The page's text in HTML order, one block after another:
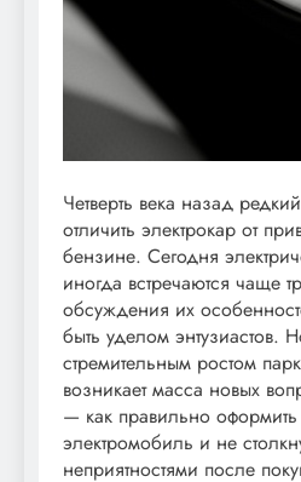
Четверть века назад
отличить электрокар от
бензине. Сегодня
иногда встречаются чаще
обсуждения их
быть уделом энтузиастов.
стремительным ростом
возникает масса новых
— как правильно оформить
электромобиль и не
неприятностями после